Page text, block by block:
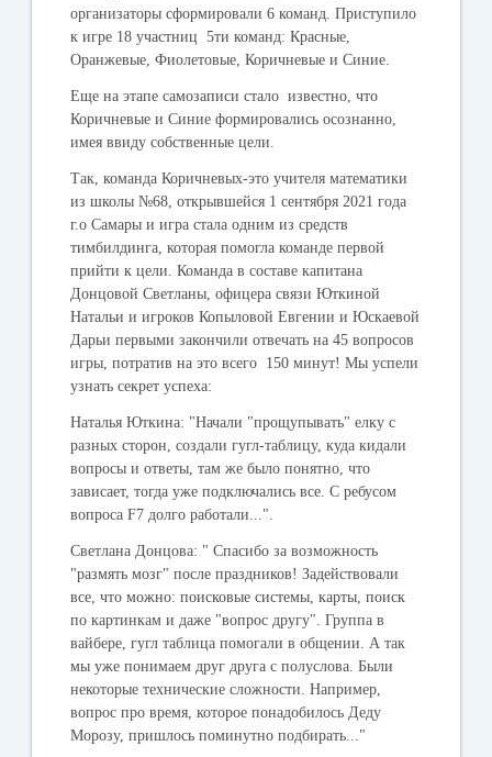
организаторы сформировали 6 команд. Приступило
к игре 18 участниц 5ти команд: Красные,
Оранжевые, Фиолетовые, Коричневые и Синие.
Еще на этапе самозаписи стало известно, что
Коричневые и Синие формировались осознанно,
имея ввиду собственные цели.
Так, командаКоричневых-это учителя математики
из школы №68, открывшейся 1 сентября 2021 года
г.о Самары и игра стала одним из средств
тимбилдинга, которая помогла команде первой
прийти к цели. Команда в составе капитана
Донцовой Светланы, офицера связи Юткиной
Натальи и игроков Копыловой Евгении и Юскаевой
Дарьи первыми закончили отвечать на 45 вопросов
игры, потратив на это всего 150 минут! Мы успели
узнать секрет успеха:
Наталья Юткина: "Начали "прощупывать" елку с
разных сторон, создали гугл-таблицу, куда кидали
вопросы и ответы, там же было понятно, что
зависает, тогда уже подключались все. С ребусом
вопроса F7 долго работали...".
Светлана Донцова: " Спасибо за возможность
"размять мозг" после праздников! Задействовали
все, что можно: поисковые системы, карты, поиск
по картинкам и даже "вопрос другу". Группа в
вайбере, гугл таблица помогали в общении. А так
мы уже понимаем друг друга с полуслова. Были
некоторые технические сложности. Например,
вопрос про время, которое понадобилось Деду
Морозу, пришлось поминутно подбирать..."